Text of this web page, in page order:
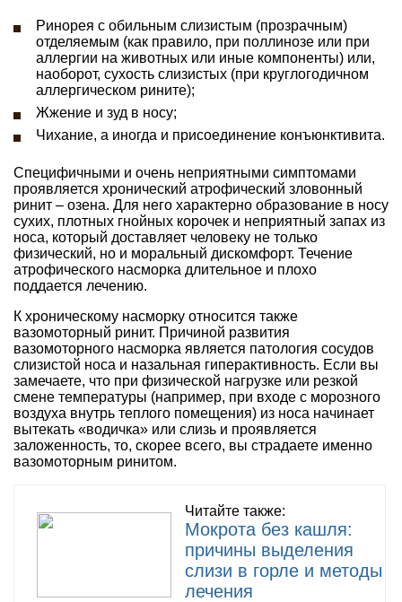
Ринорея с обильным слизистым (прозрачным)
отделяемым (как правило, при поллинозе или при
аллергии на животных или иные компоненты) или,
наоборот, сухость слизистых (при круглогодичном
аллергическом рините);
Жжение и зуд в носу;
Чихание, а иногда и присоединение конъюнктивита.
Специфичными и очень неприятными симптомами
проявляется хронический атрофический зловонный
ринит – озена. Для него характерно образование в носу
сухих, плотных гнойных корочек и неприятный запах из
носа, который доставляет человеку не только
физический, но и моральный дискомфорт. Течение
атрофического насморка длительное и плохо
поддается лечению.
К хроническому насморку относится также
вазомоторный ринит. Причиной развития
вазомоторного насморка является патология сосудов
слизистой носа и назальная гиперактивность. Если вы
замечаете, что при физической нагрузке или резкой
смене температуры (например, при входе с морозного
воздуха внутрь теплого помещения) из носа начинает
вытекать «водичка» или слизь и проявляется
заложенность, то, скорее всего, вы страдаете именно
вазомоторным ринитом.
Читайте также:
Мокрота без кашля:
причины выделения
слизи в горле и методы
лечения